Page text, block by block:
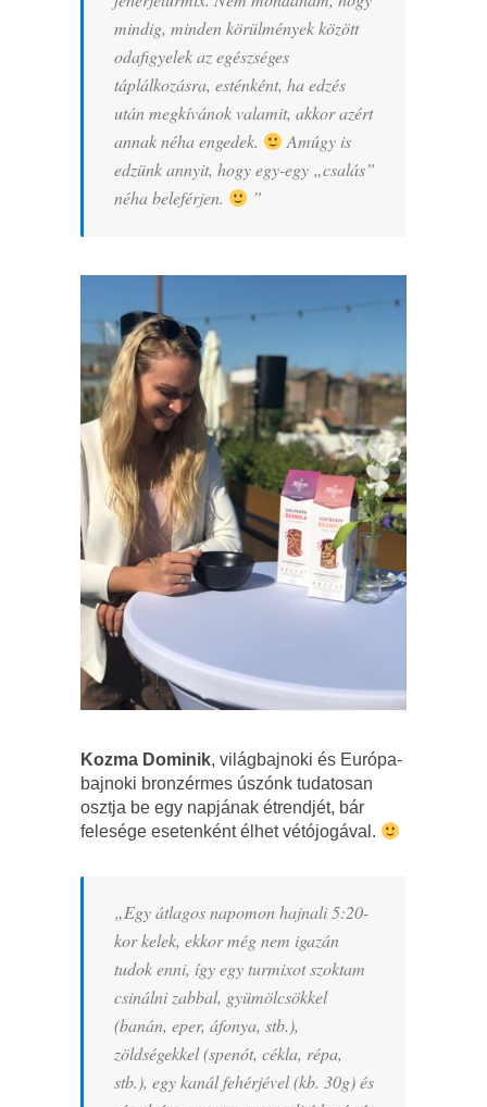
mindig, minden körülmények között
odafigyelek az egészséges
táplálkozásra, esténként, ha edzés
után megkívánok valamit, akkor azért
annak néha engedek.
Amúgy is
edzünk annyit, hogy egy-egy „csalás”
néha beleférjen.
”
Kozma Dominik, világbajnoki és Európa-
bajnoki bronzérmes úszónk tudatosan
osztja be egy napjának étrendjét, bár
felesége esetenként élhet vétójogával.
„Egy átlagos napomon hajnali 5:20-
kor kelek, ekkor még nem igazán
tudok enni, így egy turmixot szoktam
csinálni zabbal, gyümölcsökkel
(banán, eper, áfonya, stb.),
zöldségekkel (spenót, cékla, répa,
stb.), egy kanál fehérjével (kb. 30g) és